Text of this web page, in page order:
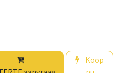
Koop